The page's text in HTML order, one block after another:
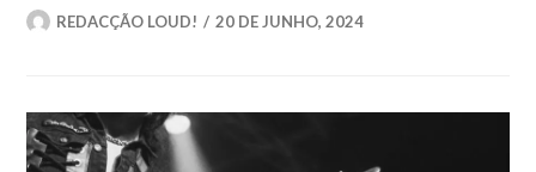
REDACÇÃO LOUD! 20 DE JUNHO, 2024